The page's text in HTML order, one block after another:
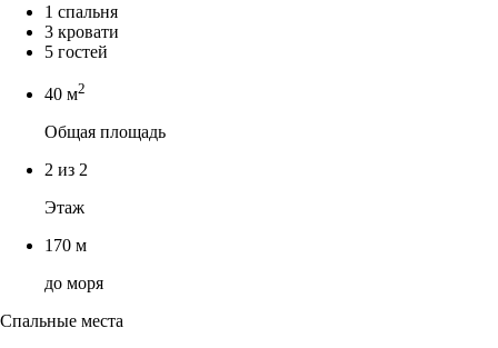
1 спальня
3 кровати
5 гостей
40 м2
Общая площадь
2 из 2
Этаж
170 м
до моря
Спальные места